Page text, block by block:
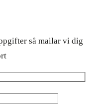
så mailar vi dig